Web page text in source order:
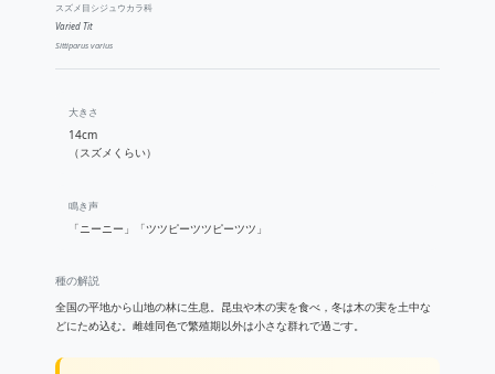
スズメ目シジュウカラ科
Varied Tit
Sittiparus varius
大きさ
14cm
（スズメくらい）
鳴き声
「ニーニー」「ツツピーツツピーツツ」
種の解説
全国の平地から山地の林に生息。昆虫や木の実を食べ，冬は木の実を土中な
どにため込む。雌雄同色で繁殖期以外は小さな群れで過ごす。